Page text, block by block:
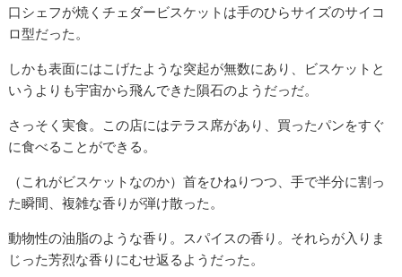
口シェフが焼くチェダービスケットは手のひらサイズのサイコ
ロ型だった。
しかも表面にはこげたような突起が無数にあり、ビスケットと
いうよりも宇宙から飛んできた隕石のようだっだ。
さっそく実食。この店にはテラス席があり、買ったパンをすぐ
に食べることができる。
（これがビスケットなのか）首をひねりつつ、手で半分に割っ
た瞬間、複雑な香りが弾け散った。
動物性の油脂のような香り。スパイスの香り。それらが入りま
じった芳烈な香りにむせ返るようだった。